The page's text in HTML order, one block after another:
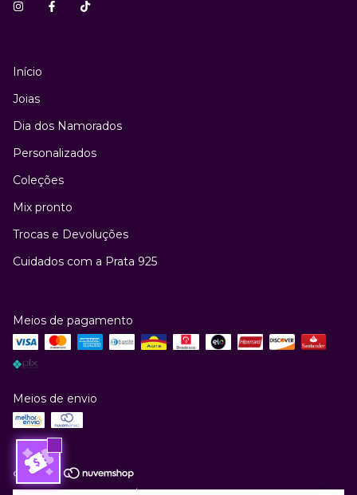
Início
Joias
Dia dos Namorados
Personalizados
Coleções
Mix pronto
Trocas e Devoluções
Cuidados com a Prata 925
Meios de pagamento
Meios de envio
Copyright Kundalini Joias / Thaynara Canuto - 46381551000143 - 2026.